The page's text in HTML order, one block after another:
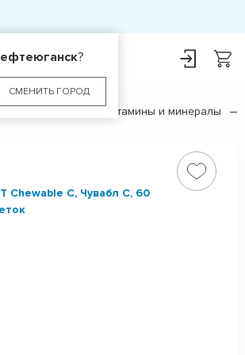
?
СМЕНИТЬ ГОРОД
Витамины и минералы